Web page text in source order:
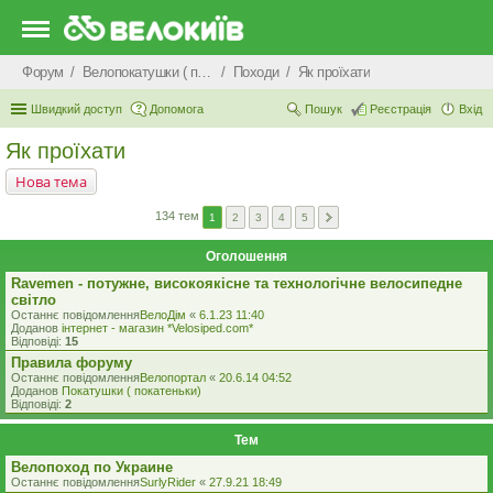
Форум Велопокатушки ( покатеньки), велопоходи, туризм. Походи Як проїхати
Швидкий доступ Допомога Вхід
Реєстрація
Пошук
Як проїхати
Нова тема
134 тем 1 2 3 4 5
Оголошення
Ravemen - потужне, високоякісне та технологічне велосипедне
світло
Останнє повідомленняВелоДім « 6.1.23 11:40
Доданов iнтернет - магазин *Velosiped.com*
Відповіді: 15
Правила форуму
Останнє повідомленняВелопортал « 20.6.14 04:52
Доданов Покатушки ( покатеньки)
Відповіді: 2
Тем
Велопоход по Украине
Останнє повідомленняSurlyRider « 27.9.21 18:49